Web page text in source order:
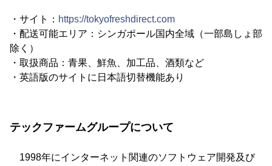
・サイト： https://tokyofreshdirect.com
・配送可能エリア：シンガポール国内全域（一部島しょ部
除く）
・取扱商品：青果、鮮魚、加工品、酒類など
・英語版のサイトに日本語切替機能あり
テックファームグループについて
1998年にインターネット関連のソフトウェア開発及び